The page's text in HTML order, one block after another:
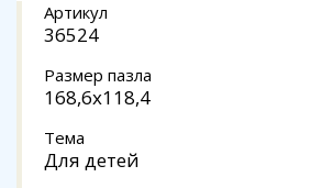
Артикул
36524
Размер пазла
168,6x118,4
Тема
Для детей